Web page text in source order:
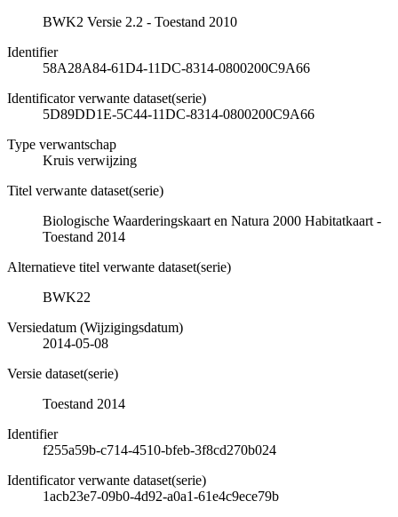
BWK2 Versie 2.2 - Toestand 2010
Identifier
58A28A84-61D4-11DC-8314-0800200C9A66
Identificator verwante dataset(serie)
5D89DD1E-5C44-11DC-8314-0800200C9A66
Type verwantschap
Kruis verwijzing
Titel verwante dataset(serie)
Biologische Waarderingskaart en Natura 2000 Habitatkaart -
Toestand 2014
Alternatieve titel verwante dataset(serie)
BWK22
Versiedatum (Wijzigingsdatum)
2014-05-08
Versie dataset(serie)
Toestand 2014
Identifier
f255a59b-c714-4510-bfeb-3f8cd270b024
Identificator verwante dataset(serie)
1acb23e7-09b0-4d92-a0a1-61e4c9ece79b